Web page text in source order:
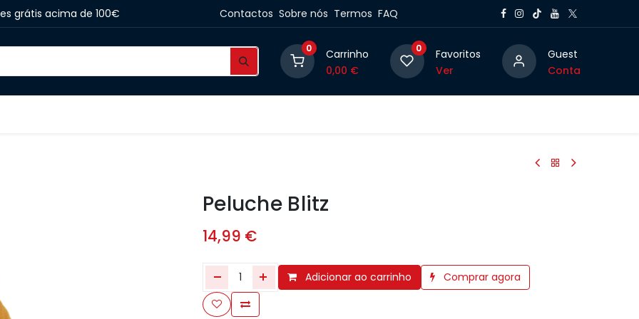
grátis acima de 100€ Contactos Sobre nós Termos FAQ
0
Carrinho
0,00 €
0
Favoritos
Ver
Guest
Conta
Peluche Blitz
14,99 €
Adicionar ao carrinho Comprar agora